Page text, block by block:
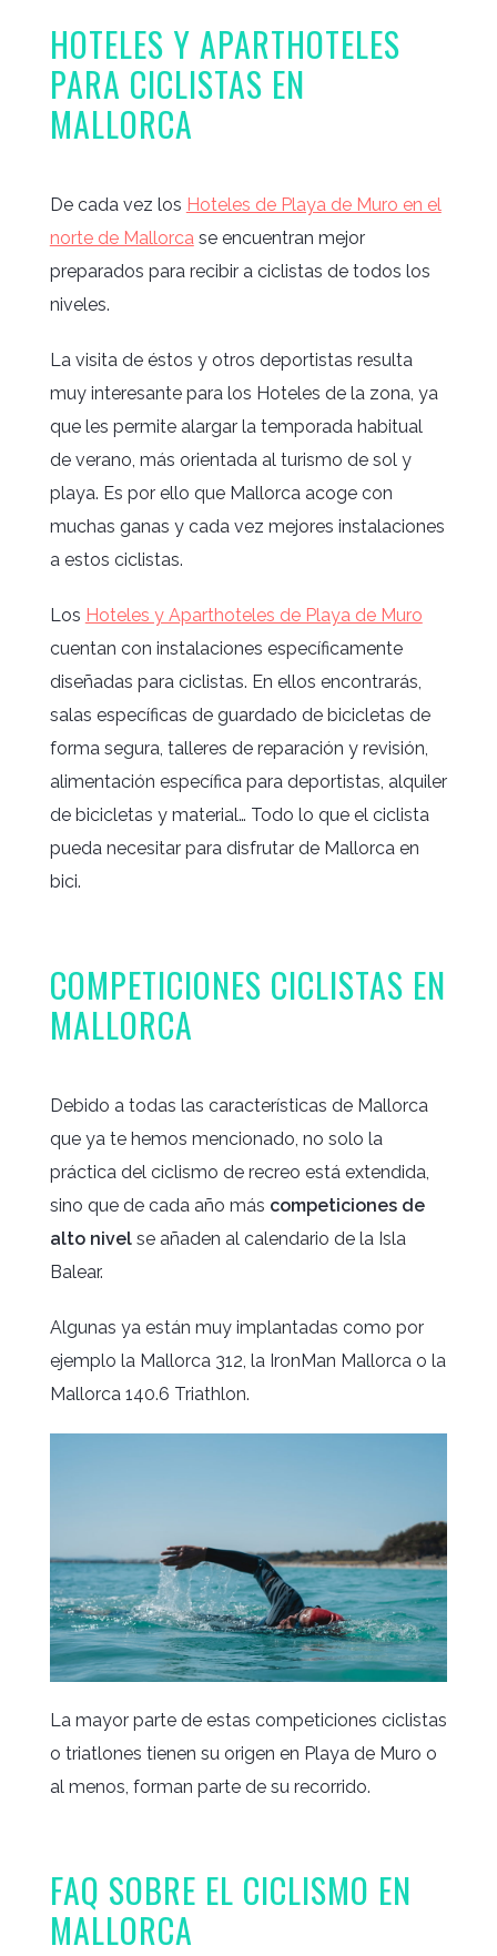
HOTELES Y APARTHOTELES
PARA CICLISTAS EN
MALLORCA
De cada vez los Hoteles de Playa de Muro en el
norte de Mallorcase encuentran mejor
preparados para recibir a ciclistas de todos los
niveles.
La visita de éstos y otros deportistas resulta
muy interesante para los Hoteles de la zona, ya
que les permite alargar la temporada habitual
de verano, más orientada al turismo de sol y
playa. Es por ello que Mallorca acoge con
muchas ganas y cada vez mejores instalaciones
a estos ciclistas.
Los Hoteles y Aparthoteles de Playa de Muro
cuentan con instalaciones específicamente
diseñadas para ciclistas. En ellos encontrarás,
salas específicas de guardado de bicicletas de
forma segura, talleres de reparación y revisión,
alimentación específica para deportistas, alquiler
de bicicletas y material… Todo lo que el ciclista
pueda necesitar para disfrutar de Mallorca en
bici.
COMPETICIONES CICLISTAS EN
MALLORCA
Debido a todas las características de Mallorca
que ya te hemos mencionado, no solo la
práctica del ciclismo de recreo está extendida,
sino que de cada año más competiciones de
alto nivel se añaden al calendario de la Isla
Balear.
Algunas ya están muy implantadas como por
ejemplo la Mallorca 312, la IronMan Mallorca o la
Mallorca 140.6 Triathlon.
La mayor parte de estas competiciones ciclistas
o triatlones tienen su origen en Playa de Muro o
al menos, forman parte de su recorrido.
FAQ SOBRE EL CICLISMO EN
MALLORCA